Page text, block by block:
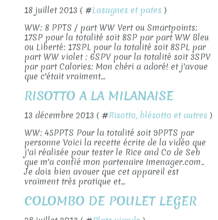
18 juillet 2013 ( #Lasagnes et pates )
WW: 8 PPTS / part WW Vert ou Smartpoints:
17SP pour la totalité soit 8SP par part WW Bleu
ou Liberté: 17SPL pour la totalité soit 8SPL par
part WW violet : 6SPV pour la totalité soit 3SPV
par part Calories: Mon chéri a adoré! et j'avoue
que c'était vraiment...
RISOTTO A LA MILANAISE
13 décembre 2013 ( #Risotto, blésotto et autres )
WW: 45PPTS Pour la totalité soit 9PPTS par
personne Voici la recette écrite de la vidéo que
j'ai réalisée pour tester le Rice and Co de Seb
que m'a confié mon partenaire Imenager.com..
Je dois bien avouer que cet appareil est
vraiment très pratique et...
COLOMBO DE POULET LEGER